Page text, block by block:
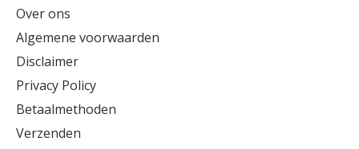
Over ons
Algemene voorwaarden
Disclaimer
Privacy Policy
Betaalmethoden
Verzenden